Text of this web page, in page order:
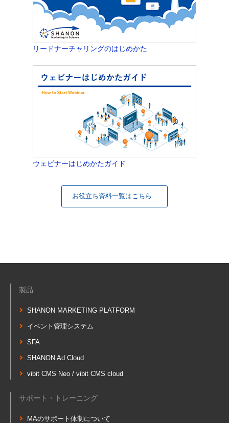
リードナーチャリングのはじめかた
ウェビナーはじめかたガイド
お役立ち資料一覧はこちら
製品
SHANON MARKETING PLATFORM
イベント管理システム
SFA
SHANON Ad Cloud
vibit CMS Neo / vibit CMS cloud
サポート・トレーニング
MAのサポート体制について